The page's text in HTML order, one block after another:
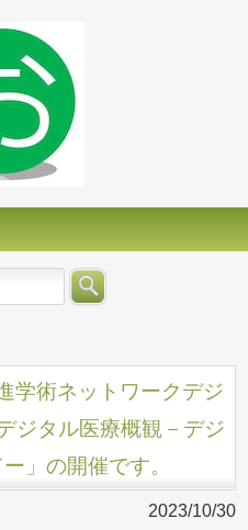
学術ネットワークデジ
ジタル医療概観－デジ
」の開催です。
2023/10/30